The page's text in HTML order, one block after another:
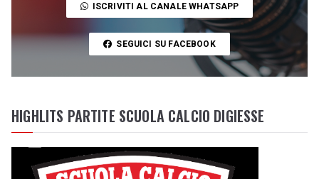
ISCRIVITI AL CANALE WHATSAPP
SEGUICI SU FACEBOOK
HIGHLITS PARTITE SCUOLA CALCIO DIGIESSE